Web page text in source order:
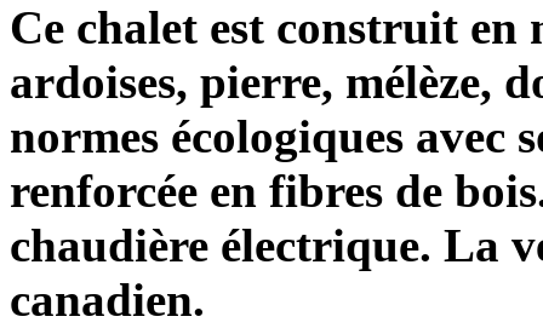
Ce chalet est construit
ardoises, pierre, mélèze,
normes écologiques avec
renforcée en fibres de
chaudière électrique. La
canadien.